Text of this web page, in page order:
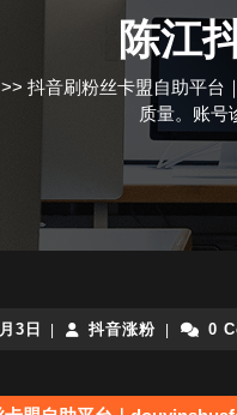
陈江
>> 抖音刷粉丝卡盟自助平台
质量。账号
3日
2026
月
抖音涨粉 抖
粉
0